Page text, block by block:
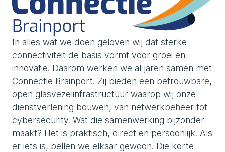
In alles wat we doen geloven wij dat sterke
connectiviteit de basis vormt voor groei en
innovatie. Daarom werken we al jaren samen met
Connectie Brainport. Zij bieden een betrouwbare,
open glasvezelinfrastructuur waarop wij onze
dienstverlening bouwen, van netwerkbeheer tot
cybersecurity. Wat die samenwerking bijzonder
maakt? Het is praktisch, direct en persoonlijk. Als
er iets is, bellen we elkaar gewoon. Die korte